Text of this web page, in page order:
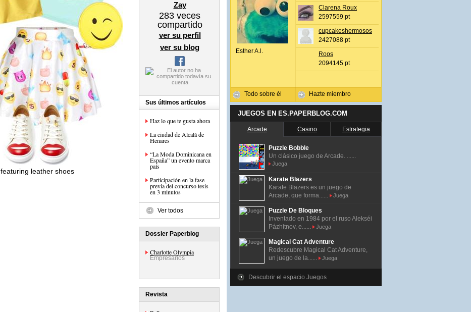
featuring leather shoes
Zay
283 veces
compartido
ver su perfil
ver su blog
Sus últimos artículos
Haz lo que te gusta ahora
La ciudad de Alcalá de
Henares
“La Moda Dominicana en
España” un evento marca
país
Participación en la fase
previa del concurso tesis
en 3 minutos
Ver todos
Dossier Paperblog
Charlotte Olympia
Empresarios
Revista
Esther A.l.
Todo sobre él
Clarena Roux
2597559 pt
cupcakeshermosos
2427088 pt
Roos
2094145 pt
Hazte miembro
JUEGOS EN ES.PAPERBLOG.COM
Arcade Casino Estrategia
Puzzle Bobble
Un clásico juego de Arcade. ......
Juega
Karate Blazers
Karate Blazers es un juego de
Arcade, que forma......
Juega
Puzzle De Bloques
Inventado en 1984 por el ruso Alekséi
Pázhitnov, e......
Juega
Magical Cat Adventure
Redescubre Magical Cat Adventure,
un juego de la......
Juega
Descubrir el espacio Juegos